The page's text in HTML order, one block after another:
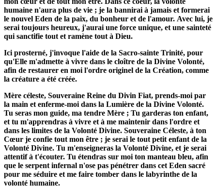
humaine n'aura plus de vie ; je la bannirai à jamais et formerai
le nouvel Eden de la paix, du bonheur et de l'amour. Avec lui, je
serai toujours heureux, j'aurai une force unique, et une sainteté
qui sanctifie tout et ramène tout à Dieu.
Ici prosterné, j'invoque l'aide de la Sacro-sainte Trinité, pour
qu'Elle m'admette à vivre dans le cloître de la Divine Volonté,
afin de restaurer en moi l'ordre originel de la Création, comme
la créature a été créée.
Mère céleste, Souveraine Reine du Divin Fiat, prends-moi par
la main et enferme-moi dans la Lumière de la Divine Volonté.
Tu seras mon guide, ma tendre Mère ; Tu garderas ton enfant,
et tu m'apprendras à vivre et à me maintenir dans l'ordre et
dans les limites de la Volonté Divine. Souveraine Céleste, à ton
Cœur je confie tout mon être ; je serai le tout petit enfant de la
Volonté Divine. Tu m'enseigneras la Volonté Divine, et je serai
attentif à t'écouter. Tu étendras sur moi ton manteau bleu, afin
que le serpent infernal n'ose pas pénétrer dans cet Eden sacré
pour me séduire et me faire tomber dans le labyrinthe de la
volonté humaine.